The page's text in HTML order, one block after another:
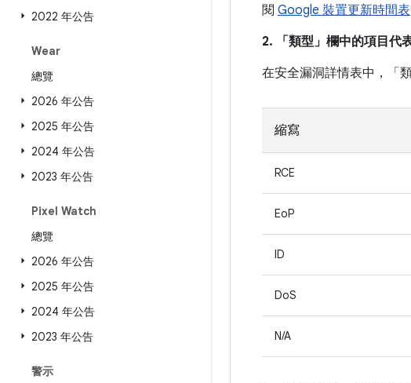
2022 年公告
Wear
總覽
2026 年公告
2025 年公告
2024 年公告
2023 年公告
Pixel Watch
總覽
2026 年公告
2025 年公告
2024 年公告
2023 年公告
警示
閱 Google 裝置更新時間表
2. 「類型」 欄中的項目代
在安全漏洞詳情表中，「類
縮寫
RCE
EoP
ID
DoS
N/A